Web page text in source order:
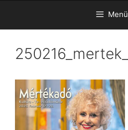
Menü
250216_mertek_